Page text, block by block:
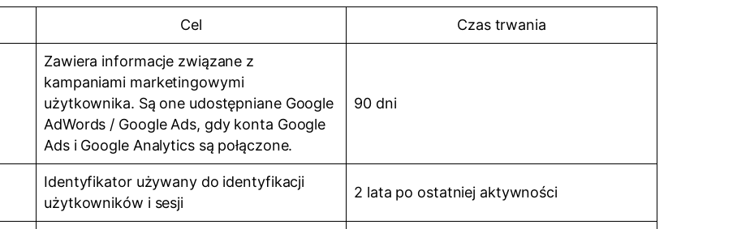
Cel Czas trwania
Zawiera informacje związane z
kampaniami marketingowymi
użytkownika. Są one udostępniane Google
AdWords / Google Ads, gdy konta Google
Ads i Google Analytics są połączone.
90 dni
Identyfikator używany do identyfikacji
użytkowników i sesji
2 lata po ostatniej aktywności